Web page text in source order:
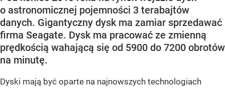
o astronomicznej pojemności 3 terabajtów
danych. Gigantyczny dysk ma zamiar sprzedawać
firma Seagate. Dysk ma pracować ze zmienną
prędkością wahającą się od 5900 do 7200 obrotów
na minutę.
Dyski mają być oparte na najnowszych technologiach